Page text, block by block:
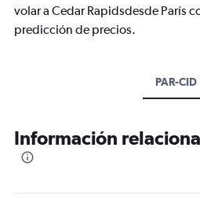
volar a Cedar Rapidsdesde París
predicción de precios.
PAR-CID
Información